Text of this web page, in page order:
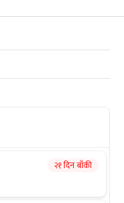
२१ दिन बाँकी